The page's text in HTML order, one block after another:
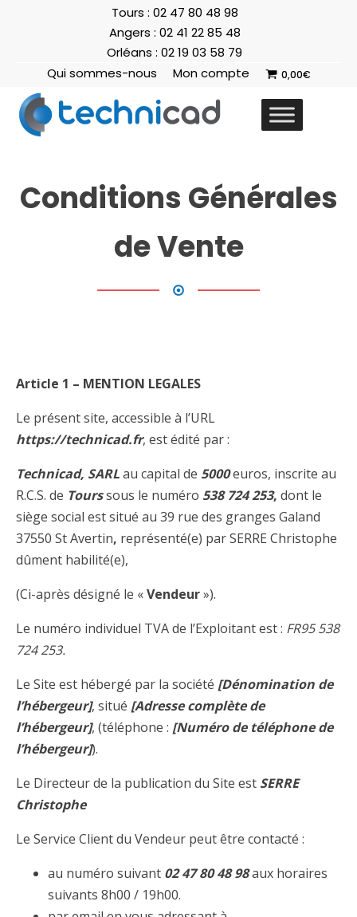
Tours : 02 47 80 48 98
Angers : 02 41 22 85 48
Orléans : 02 19 03 58 79
Qui sommes-nous
Mon compte 0,00€
Conditions Générales
de Vente
Article 1 – MENTION LEGALES
Le présent site, accessible à l’URL
https://technicad.fr, est édité par :
Technicad, SARLau capital de 5000euros, inscrite au
R.C.S. de Tourssous le numéro 538 724 253, dont le
siège social est situé au 39 rue des granges Galand
37550 St Avertin, représenté(e) par SERRE Christophe
dûment habilité(e),
(Ci-après désigné le «Vendeur»).
Le numéro individuel TVA de l’Exploitant est : FR95 538
724 253.
Le Site est hébergé par la société [Dénomination de
l’hébergeur], situé [Adresse complète de
l’hébergeur], (téléphone : [Numéro de téléphone de
l’hébergeur]).
Le Directeur de la publication du Site est SERRE
Christophe
Le Service Client du Vendeur peut être contacté :
au numéro suivant 02 47 80 48 98aux horaires
suivants 8h00 / 19h00.